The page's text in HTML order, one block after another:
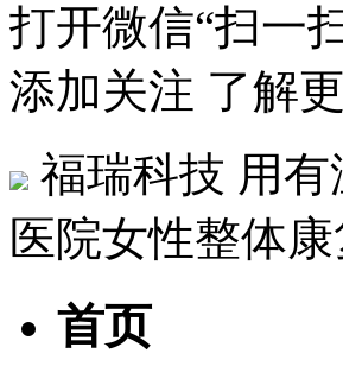
打开微信“扫一
添加关注 了解
福瑞科技 用
医院女性整体
首页